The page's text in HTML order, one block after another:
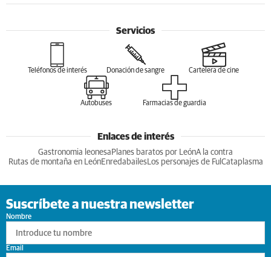
Servicios
Teléfonos de interés Donación de sangre Cartelera de cine
Autobuses Farmacias de guardia
Enlaces de interés
Gastronomia leonesa Planes baratos por LeónA la contra
Rutas de montaña en LeónEnredabailesLos personajes de Ful Cataplasma
Suscríbete a nuestra newsletter
Nombre
Email